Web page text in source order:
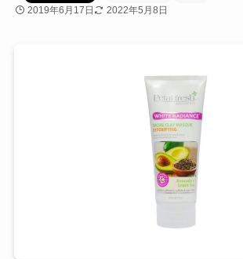
2019年6月17日 2022年5月8日